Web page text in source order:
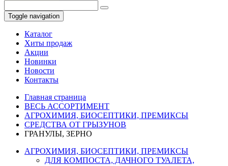
Toggle navigation
Каталог
Хиты продаж
Акции
Новинки
Новости
Контакты
Главная страница
ВЕСЬ АССОРТИМЕНТ
АГРОХИМИЯ, БИОСЕПТИКИ, ПРЕМИКСЫ
СРЕДСТВА ОТ ГРЫЗУНОВ
ГРАНУЛЫ, ЗЕРНО
АГРОХИМИЯ, БИОСЕПТИКИ, ПРЕМИКСЫ
ДЛЯ КОМПОСТА, ДАЧНОГО ТУАЛЕТА,